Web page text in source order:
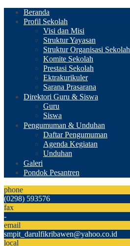
Beranda
Profil Sekolah
Visi dan Misi
Struktur Yayasan
Struktur Organisasi Sekolah
Komite Sekolah
Prestasi Sekolah
Ektrakurikuler
Sarana Prasarana
Direktori Guru & Siswa
Guru
Siswa
Pengumuman & Unduhan
Daftar Pengumuman
Agenda Kegiatan
Unduhan
Galeri
Pondok Pesantren
phone
(0298) 593576
fax
-
email
smpit_darulfikribawen@yahoo.co.id
local